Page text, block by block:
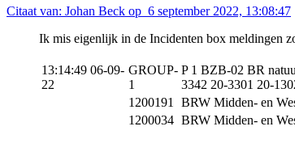
Citaat van: Johan Beck op 6 september 2022, 13:08:47
Ik mis eigenlijk in de Incidenten box meldingen
13:14:49 06-09-
22
GROUP-
1
P 1 BZB-02 BR
3342 20-3301 20-
1200191
BRW Midden- en
1200034 BRW Midden- en